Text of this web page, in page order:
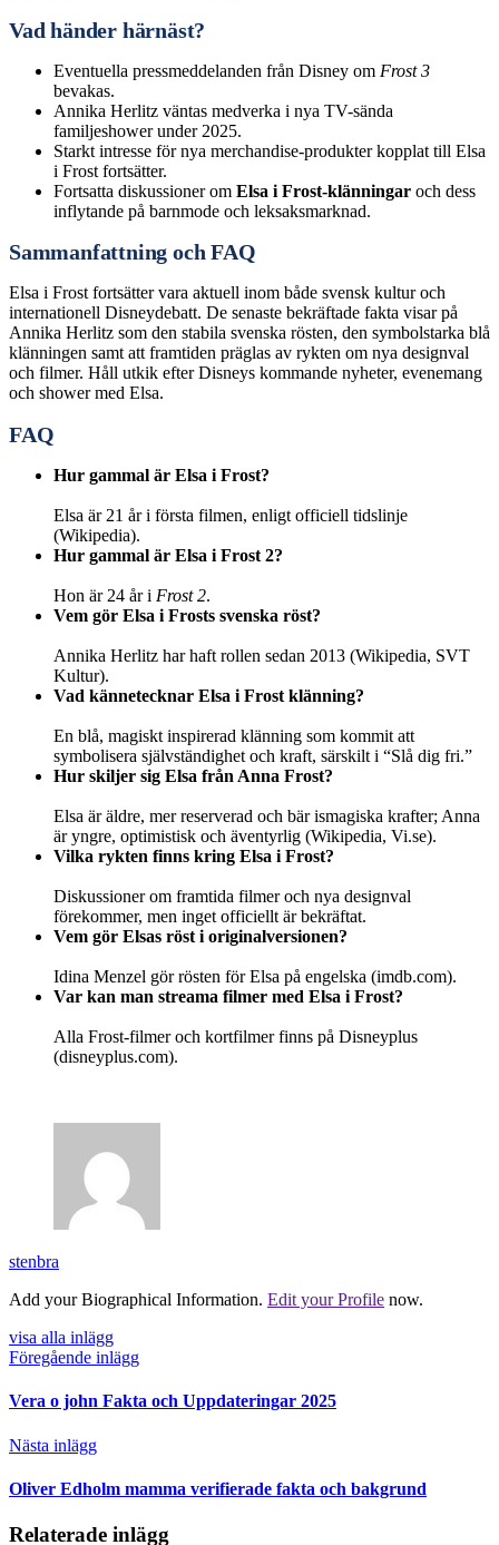
Vad händer härnäst?
Eventuella pressmeddelanden från Disney om Frost 3
bevakas.
Annika Herlitz väntas medverka i nya TV-sända
familjeshower under 2025.
Starkt intresse för nya merchandise-produkter kopplat till Elsa
i Frost fortsätter.
Fortsatta diskussioner om Elsa i Frost-klänningar och dess
inflytande på barnmode och leksaksmarknad.
Sammanfattning och FAQ
Elsa i Frost fortsätter vara aktuell inom både svensk kultur och
internationell Disneydebatt. De senaste bekräftade fakta visar på
Annika Herlitz som den stabila svenska rösten, den symbolstarka blå
klänningen samt att framtiden präglas av rykten om nya designval
och filmer. Håll utkik efter Disneys kommande nyheter, evenemang
och shower med Elsa.
FAQ
Hur gammal är Elsa i Frost?
Elsa är 21 år i första filmen, enligt officiell tidslinje
(Wikipedia).
Hur gammal är Elsa i Frost 2?
Hon är 24 år i Frost 2.
Vem gör Elsa i Frosts svenska röst?
Annika Herlitz har haft rollen sedan 2013 (Wikipedia, SVT
Kultur).
Vad kännetecknar Elsa i Frost klänning?
En blå, magiskt inspirerad klänning som kommit att
symbolisera självständighet och kraft, särskilt i “Slå dig fri.”
Hur skiljer sig Elsa från Anna Frost?
Elsa är äldre, mer reserverad och bär ismagiska krafter; Anna
är yngre, optimistisk och äventyrlig (Wikipedia, Vi.se).
Vilka rykten finns kring Elsa i Frost?
Diskussioner om framtida filmer och nya designval
förekommer, men inget officiellt är bekräftat.
Vem gör Elsas röst i originalversionen?
Idina Menzel gör rösten för Elsa på engelska (imdb.com).
Var kan man streama filmer med Elsa i Frost?
Alla Frost-filmer och kortfilmer finns på Disneyplus
(disneyplus.com).
stenbra
Add your Biographical Information. Edit your Profile now.
visa alla inlägg
Föregående inlägg
Vera o john Fakta och Uppdateringar 2025
Nästa inlägg
Oliver Edholm mamma verifierade fakta och bakgrund
Relaterade inlägg